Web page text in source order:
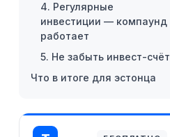
4. Регулярные
инвестиции — компаунд
работает
5. Не забыть инвест-счёт
Что в итоге для эстонца